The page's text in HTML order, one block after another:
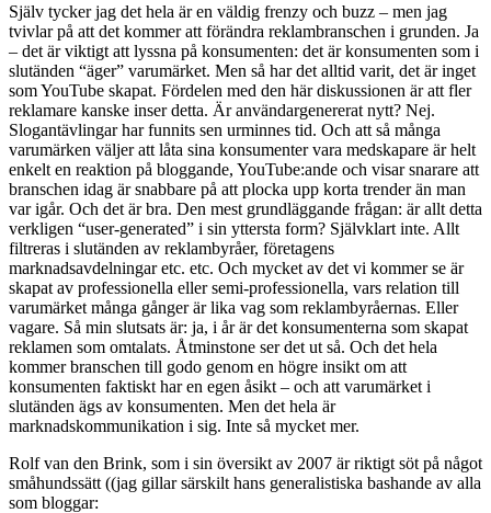
Själv tycker jag det hela är en väldig frenzy och buzz – men jag
tvivlar på att det kommer att förändra reklambranschen i grunden. Ja
– det är viktigt att lyssna på konsumenten: det är konsumenten som i
slutänden “äger” varumärket. Men så har det alltid varit, det är inget
som YouTube skapat. Fördelen med den här diskussionen är att fler
reklamare kanske inser detta. Är användargenererat nytt? Nej.
Slogantävlingar har funnits sen urminnes tid. Och att så många
varumärken väljer att låta sina konsumenter vara medskapare är helt
enkelt en reaktion på bloggande, YouTube:ande och visar snarare att
branschen idag är snabbare på att plocka upp korta trender än man
var igår. Och det är bra. Den mest grundläggande frågan: är allt detta
verkligen “user-generated” i sin yttersta form? Självklart inte. Allt
filtreras i slutänden av reklambyråer, företagens
marknadsavdelningar etc. etc. Och mycket av det vi kommer se är
skapat av professionella eller semi-professionella, vars relation till
varumärket många gånger är lika vag som reklambyråernas. Eller
vagare. Så min slutsats är: ja, i år är det konsumenterna som skapat
reklamen som omtalats. Åtminstone ser det ut så. Och det hela
kommer branschen till godo genom en högre insikt om att
konsumenten faktiskt har en egen åsikt – och att varumärket i
slutänden ägs av konsumenten. Men det hela är
marknadskommunikation i sig. Inte så mycket mer.
Rolf van den Brink, som i sin översikt av 2007 är riktigt söt på något
småhundssätt ((jag gillar särskilt hans generalistiska bashande av alla
som bloggar: